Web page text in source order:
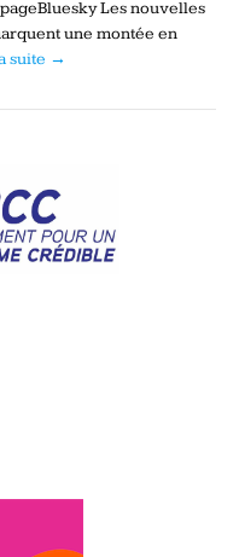
Les nouvelles
une montée en
suite →